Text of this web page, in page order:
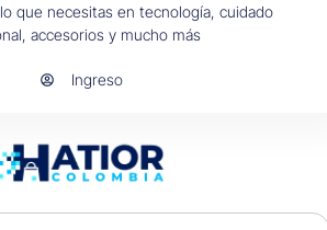
que necesitas en tecnología, cuidado
accesorios y mucho más
Ingreso